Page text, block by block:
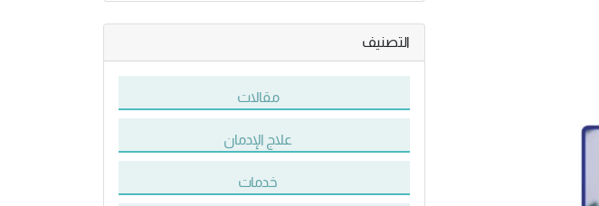
التصنيف
مقالات
علاج الإدمان
خدمات